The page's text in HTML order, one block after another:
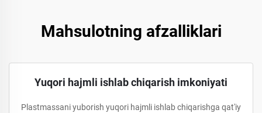
Mahsulotning afzalliklari
Yuqori hajmli ishlab chiqarish imkoniyati
Plastmassani yuborish yuqori hajmli ishlab chiqarishga qat'iy